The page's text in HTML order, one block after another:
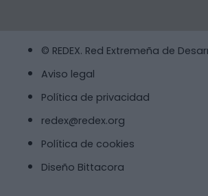
© REDEX. Red Extremeña de
Aviso legal
Política de privacidad
redex@redex.org
Política de cookies
Diseño Bittacora